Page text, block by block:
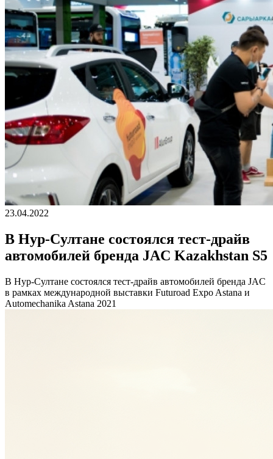
23.04.2022
В Нур-Cултане состоялся тест-драйв
автомобилей бренда JAC Kazakhstan S5
В Нур-Cултане состоялся тест-драйв автомобилей бренда JAC
в рамках международной выставки Futuroad Expo Astana и
Automechanika Astana 2021